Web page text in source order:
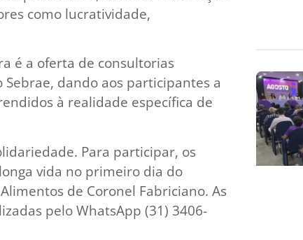
como lucratividade,
é a oferta de consultorias
dando aos participantes a
à realidade específica de
Para participar, os
vida no primeiro dia do
de Coronel Fabriciano. As
pelo WhatsApp (31) 3406-